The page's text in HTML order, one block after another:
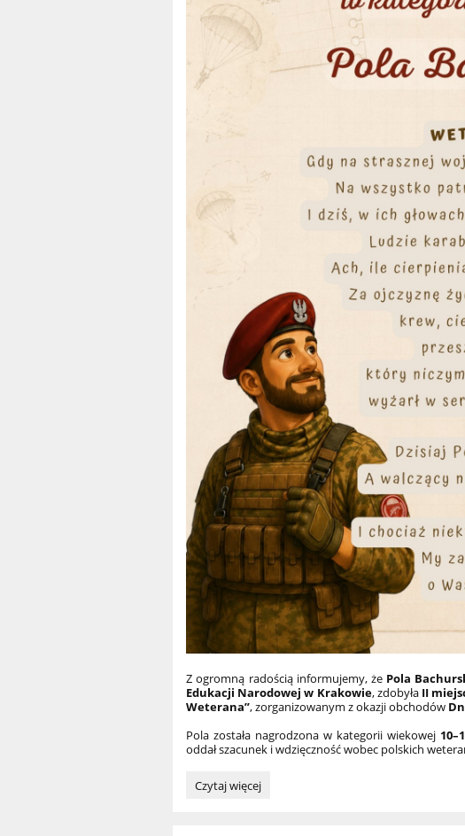
Z ogromną radością informujemy, że Pola
Edukacji Narodowej w Krakowie, zdobyła II
Weterana”, zorganizowanym z okazji obchodów
Pola została nagrodzona w kategorii wiekowej
oddał szacunek i wdzięczność wobec polskich
Sukces
Czytaj więcej